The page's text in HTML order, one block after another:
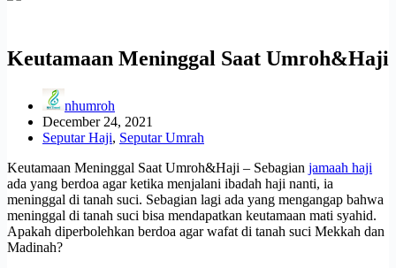
Keutamaan Meninggal Saat Umroh&Haji
nhumroh
December 24, 2021
Seputar Haji, Seputar Umrah
Keutamaan Meninggal Saat Umroh&Haji – Sebagian jamaah haji
ada yang berdoa agar ketika menjalani ibadah haji nanti, ia
meninggal di tanah suci. Sebagian lagi ada yang mengangap bahwa
meninggal di tanah suci bisa mendapatkan keutamaan mati syahid.
Apakah diperbolehkan berdoa agar wafat di tanah suci Mekkah dan
Madinah?